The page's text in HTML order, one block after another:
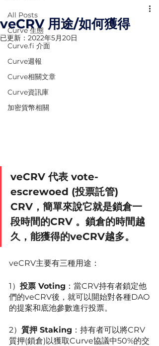
All Posts
Curve ​生態
Curve.fi 介面
Curve週報
Curve相關文章
Curve資訊庫
加密貨幣相關
veCRV 用途/如何獲得
已更新： 2022年5月20日
veCRV 代表 vote-
escrewoed (投票託管)
CRV，簡單來說它就是鎖倉一
段時間的CRV 。鎖倉的時間越
久，能獲得的veCRV越多。
veCRV主要有三種用途：
1） 投票 Voting ：當CRV持有者鎖定他
們的veCRV後，就可以開始對各種DAO
的提案和底池參數進行投票。
2） 質押 Staking ：持有者可以將CRV
質押(鎖倉)以獲取Curve協議中50%的交